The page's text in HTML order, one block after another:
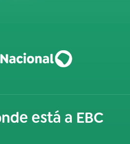
está a EBC